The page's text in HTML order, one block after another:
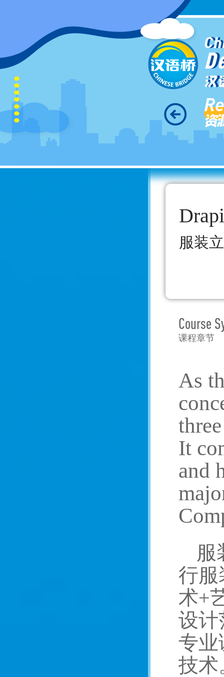
汉
资
服装
Course
课程章节
As
It
and
服
行服
术+
设计
专业
技术